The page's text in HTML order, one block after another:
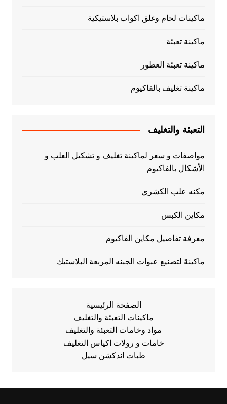
ماكينات لحام وغلق اكواب بلاستيكية
ماكينة تعبئة
ماكينة تعبئة العطور
ماكينة تغليف بالفاكيوم
التعبئة والتغليف
مواصفات و سعر لماكينة تغليف و تشكيل العلب و
الأشكال بالفاكيوم
مكنه علب الكشري
مكاين الكبس
معرفة تفاصيل مكاين الفاكيوم
ماكينهً لتصنيع عبوات الجبنه المربعة البلاستيك
الصفحة الرئيسية
ماكينات التعبئة والتغليف
مواد وخامات التعبئة والتغليف
خامات و رولات اكياس التغليف
طبات اندكشن سيل